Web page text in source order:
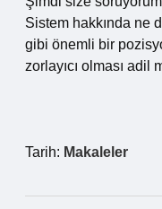
Sistem hakkında ne
gibi önemli bir
zorlayıcı olması adil
Tarih: Makaleler